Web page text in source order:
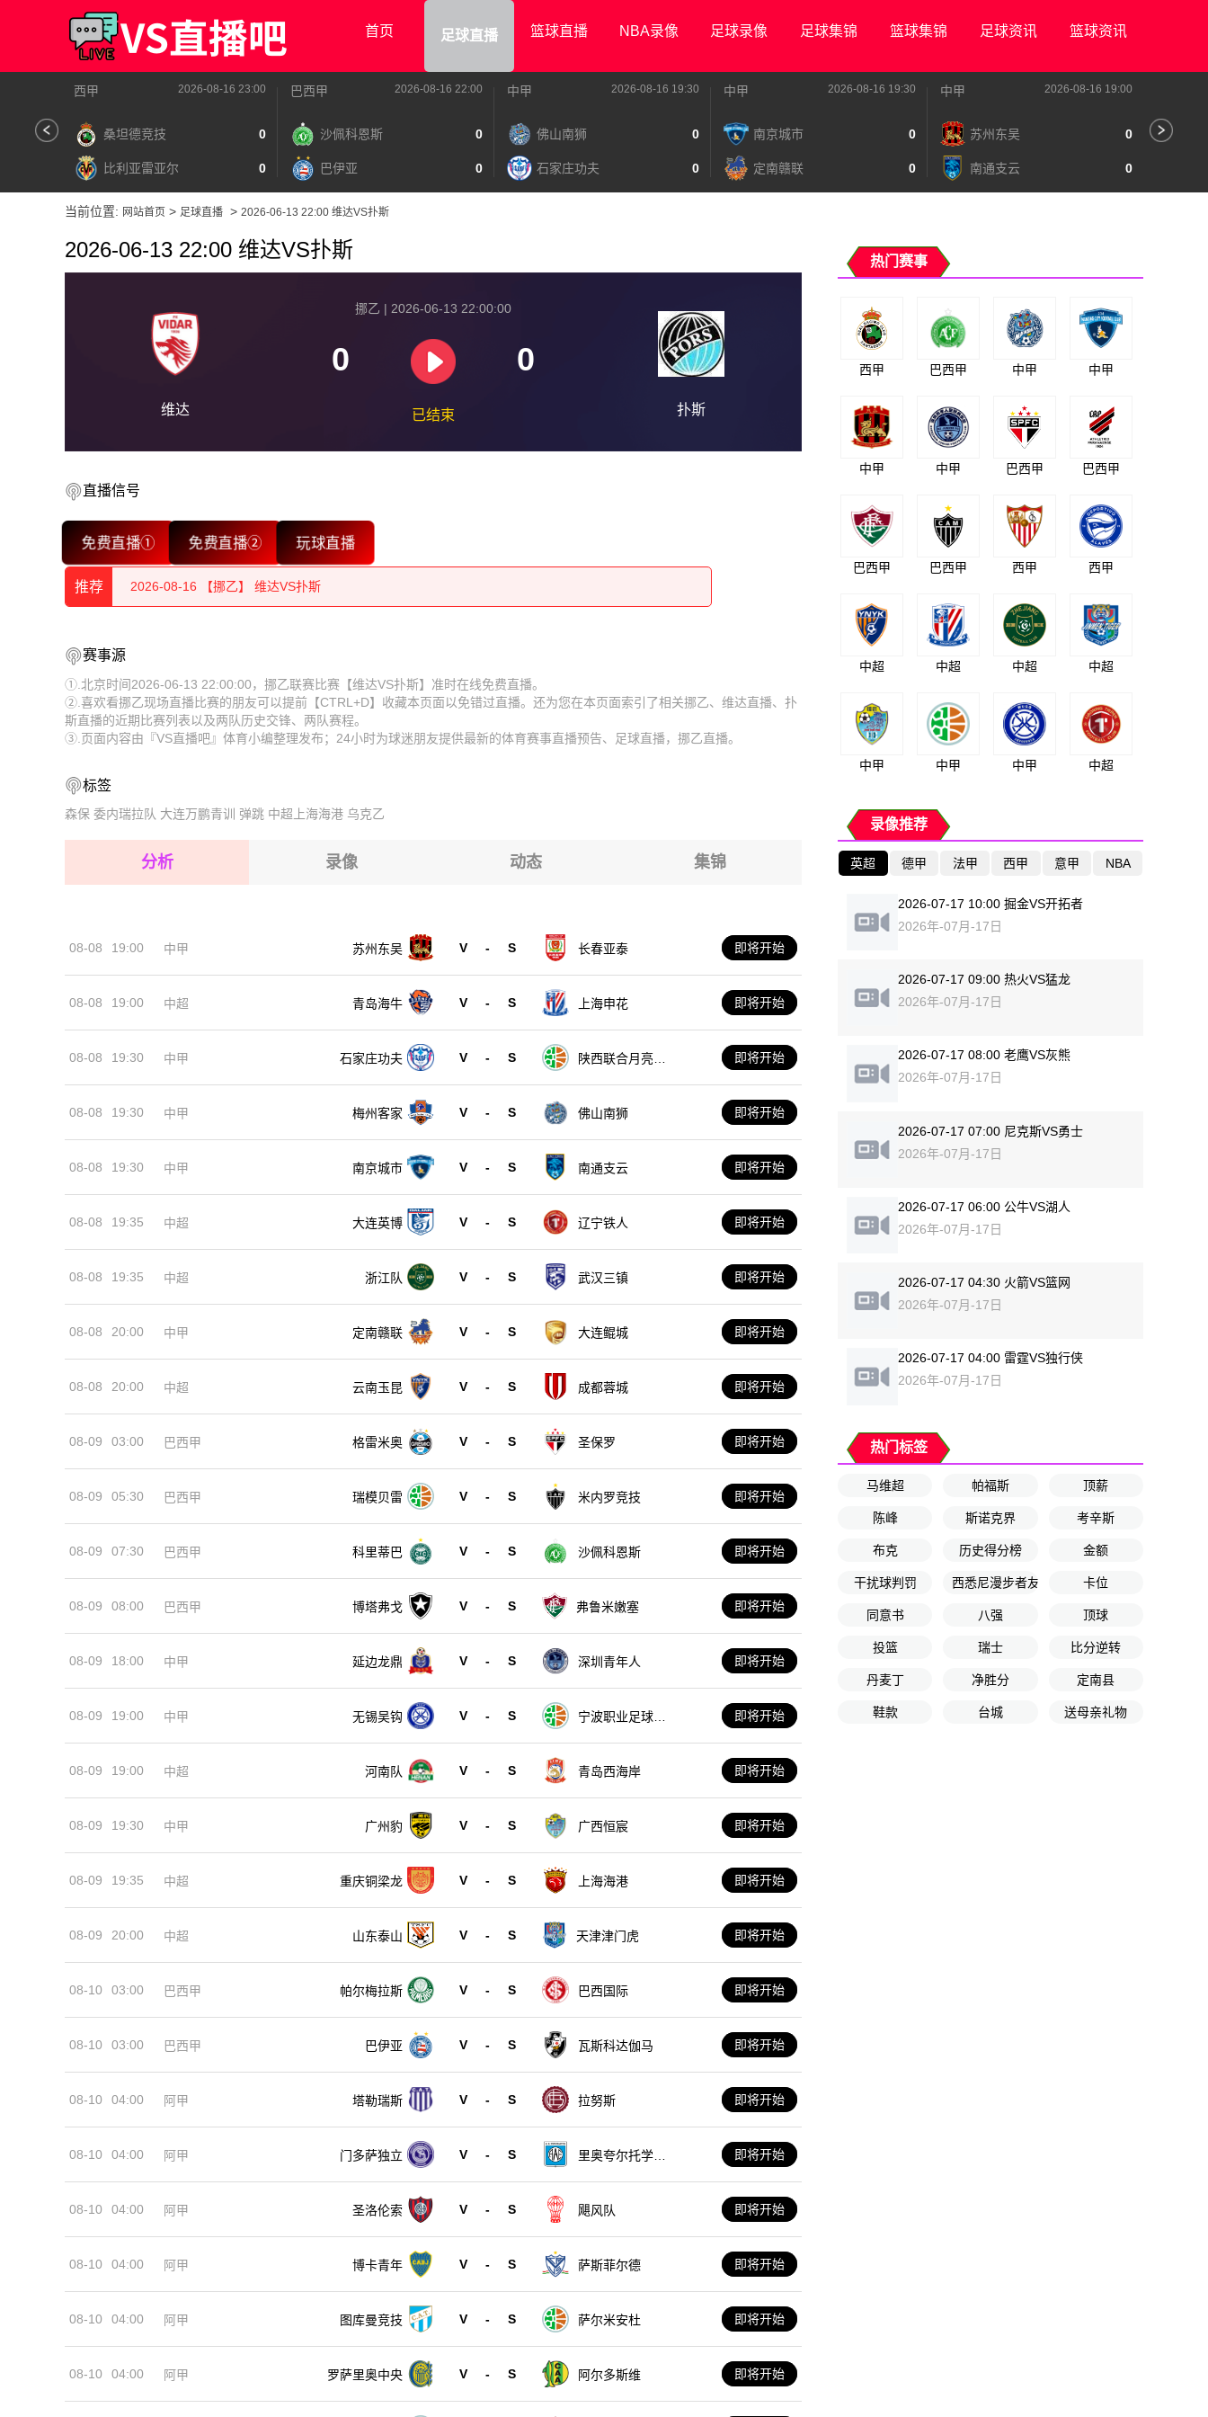
首页 足球直播 篮球直播 NBA录像 足球录像 足球集锦 篮球集锦 足球资讯 篮球资讯
西甲 2026-08-16 23:00
桑坦德竞技 0
比利亚雷亚尔 0
巴西甲 2026-08-16 22:00
沙佩科恩斯 0
巴伊亚 0
中甲 2026-08-16 19:30
佛山南狮 0
石家庄功夫 0
中甲 2026-08-16 19:30
南京城市 0
定南赣联 0
中甲 2026-08-16 19:00
苏州东吴 0
南通支云 0
当前位置: 网站首页 > 足球直播 > 2026-06-13 22:00 维达VS扑斯
2026-06-13 22:00 维达VS扑斯
维达
挪乙 | 2026-06-13 22:00:00
0 0
已结束 扑斯
直播信号
免费直播① 免费直播② 玩球直播
推荐
2026-08-16 【挪乙】 维达VS扑斯
2026-08-16 【挪乙】 维达VS扑斯
2026-08-16 【挪乙】 维达VS扑斯
2026-08-16 【挪乙】 维达VS扑斯
2026-08-16 【挪乙】 维达VS扑斯
2026-08-16 【挪乙】 维达VS扑斯
2026-08-16 【挪乙】 维达VS扑斯
2026-08-16 【挪乙】 维达VS扑斯
2026-08-16 【挪乙】 维达VS扑斯
2026-08-16 【挪乙】 维达VS扑斯
2026-08-16 【挪乙】 维达VS扑斯
赛事源
①.北京时间2026-06-13 22:00:00，挪乙联赛比赛【维达VS扑斯】准时在线免费直播。
②.喜欢看挪乙现场直播比赛的朋友可以提前【CTRL+D】收藏本页面以免错过直播。还为您在本页面索引了相关挪乙、维达直播、扑
斯直播的近期比赛列表以及两队历史交锋、两队赛程。
③.页面内容由『VS直播吧』体育小编整理发布；24小时为球迷朋友提供最新的体育赛事直播预告、足球直播，挪乙直播。
标签
森保 委内瑞拉队 大连万鹏青训 弹跳 中超上海海港 乌克乙
分析 录像 动态 集锦
08-08 19:00 中甲 苏州东吴 V - S 长春亚泰 即将开始
08-08 19:00 中超 青岛海牛 V - S 上海申花 即将开始
08-08 19:30 中甲 石家庄功夫 V - S
陕西联合月亮泊
即将开始
08-08 19:30 中甲 梅州客家 V - S 佛山南狮 即将开始
08-08 19:30 中甲 南京城市 V - S 南通支云 即将开始
08-08 19:35 中超 大连英博 V - S 辽宁铁人 即将开始
08-08 19:35 中超 浙江队 V - S 武汉三镇 即将开始
08-08 20:00 中甲 定南赣联 V - S 大连鲲城 即将开始
08-08 20:00 中超 云南玉昆 V - S 成都蓉城 即将开始
08-09 03:00 巴西甲 格雷米奥 V - S 圣保罗 即将开始
08-09 05:30 巴西甲 瑞模贝雷 V - S 米内罗竞技 即将开始
08-09 07:30 巴西甲 科里蒂巴 V - S 沙佩科恩斯 即将开始
08-09 08:00 巴西甲 博塔弗戈 V - S 弗鲁米嫩塞 即将开始
08-09 18:00 中甲 延边龙鼎 V - S 深圳青年人 即将开始
08-09 19:00 中甲 无锡吴钩 V - S
宁波职业足球俱
即将开始
08-09 19:00 中超 河南队 V - S 青岛西海岸 即将开始
08-09 19:30 中甲 广州豹 V - S 广西恒宸 即将开始
08-09 19:35 中超 重庆铜梁龙 V - S 上海海港 即将开始
08-09 20:00 中超 山东泰山 V - S 天津津门虎 即将开始
08-10 03:00 巴西甲 帕尔梅拉斯 V - S 巴西国际 即将开始
08-10 03:00 巴西甲 巴伊亚 V - S 瓦斯科达伽马 即将开始
08-10 04:00 阿甲 塔勒瑞斯 V - S 拉努斯 即将开始
08-10 04:00 阿甲 门多萨独立 V - S
里奥夸尔托学生
即将开始
08-10 04:00 阿甲 圣洛伦索 V - S 飓风队 即将开始
08-10 04:00 阿甲 博卡青年 V - S 萨斯菲尔德 即将开始
08-10 04:00 阿甲 图库曼竞技 V - S 萨尔米安杜 即将开始
08-10 04:00 阿甲 罗萨里奥中央 V - S 阿尔多斯维 即将开始
热门赛事
西甲 巴西甲 中甲 中甲
中甲 中甲 巴西甲 巴西甲
巴西甲 巴西甲 西甲 西甲
中超 中超 中超 中超
中甲 中甲 中甲 中超
录像推荐
英超 德甲 法甲 西甲 意甲 NBA
2026-07-17 10:00 掘金VS开拓者
2026年-07月-17日
2026-07-17 09:00 热火VS猛龙
2026年-07月-17日
2026-07-17 08:00 老鹰VS灰熊
2026年-07月-17日
2026-07-17 07:00 尼克斯VS勇士
2026年-07月-17日
2026-07-17 06:00 公牛VS湖人
2026年-07月-17日
2026-07-17 04:30 火箭VS篮网
2026年-07月-17日
2026-07-17 04:00 雷霆VS独行侠
2026年-07月-17日
热门标签
马维超 帕福斯 顶薪
陈峰 斯诺克界 考辛斯
布克 历史得分榜 金额
干扰球判罚 西悉尼漫步者友谊赛 卡位
同意书 八强 顶球
投篮 瑞士 比分逆转
丹麦丁 净胜分 定南县
鞋款 台城 送母亲礼物